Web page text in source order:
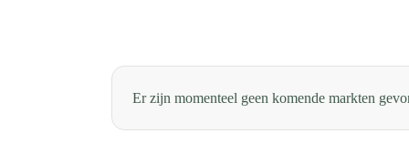
Er zijn momenteel geen komende markten